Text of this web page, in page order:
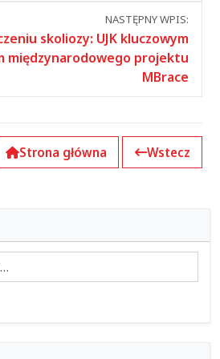
NASTĘPNY WPIS:
skoliozy: UJK kluczowym
międzynarodowego projektu
MBrace
Strona główna Wstecz